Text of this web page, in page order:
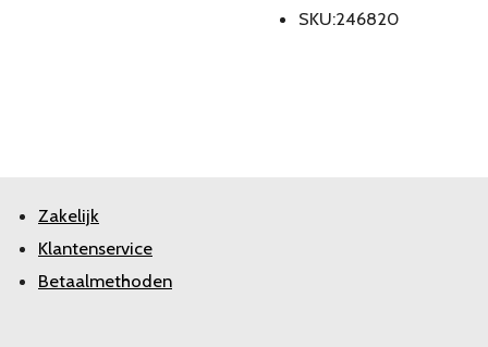
SKU:246820
Zakelijk
Klantenservice
Betaalmethoden